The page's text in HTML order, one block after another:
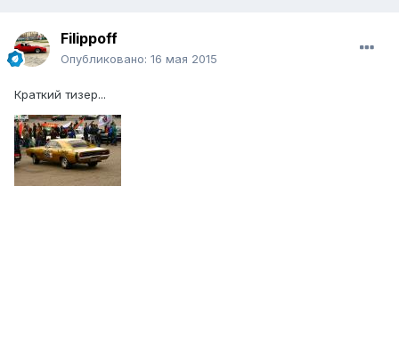
Filippoff
Опубликовано: 16 мая 2015
Краткий тизер...